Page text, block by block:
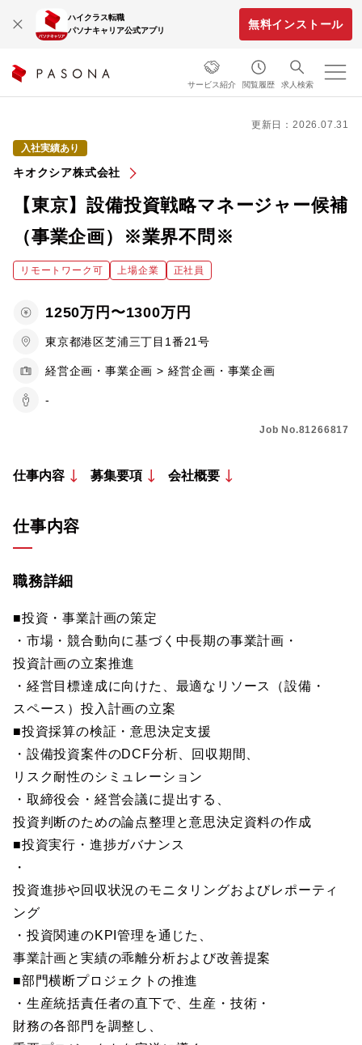
ハイクラス転職
パソナキャリア公式アプリ
無料インストール
サービス紹介 閲覧履歴 求人検索
更新日：2026.07.31
入社実績あり
キオクシア株式会社
【東京】設備投資戦略マネージャー候補
（事業企画）※業界不問※
リモートワーク可 上場企業 正社員
1250万円〜1300万円
東京都港区芝浦三丁目1番21号
経営企画・事業企画 > 経営企画・事業企画
-
Job No.81266817
仕事内容 募集要項 会社概要
仕事内容
職務詳細
■投資・事業計画の策定
・市場・競合動向に基づく中長期の事業計画・
投資計画の立案推進
・経営目標達成に向けた、最適なリソース（設備・
スペース）投入計画の立案
■投資採算の検証・意思決定支援
・設備投資案件のDCF分析、回収期間、
リスク耐性のシミュレーション
・取締役会・経営会議に提出する、
投資判断のための論点整理と意思決定資料の作成
■投資実行・進捗ガバナンス
・
投資進捗や回収状況のモニタリングおよびレポーティ
ング
・投資関連のKPI管理を通じた、
事業計画と実績の乖離分析および改善提案
■部門横断プロジェクトの推進
・生産統括責任者の直下で、生産・技術・
財務の各部門を調整し、